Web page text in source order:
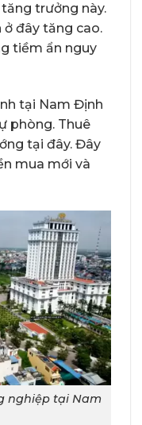
trưởng này.
ở đây tăng cao.
tiềm ẩn nguy
tại Nam Định
phòng. Thuê
tại đây. Đây
mua mới và
nghiệp tại Nam